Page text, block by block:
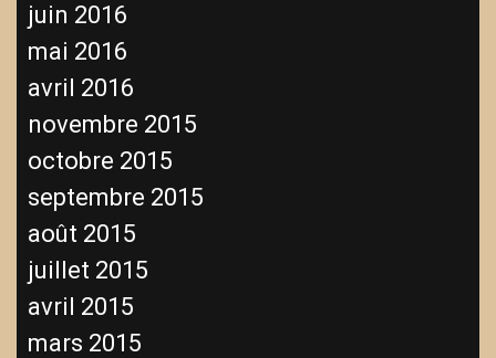
juin 2016
mai 2016
avril 2016
novembre 2015
octobre 2015
septembre 2015
août 2015
juillet 2015
avril 2015
mars 2015